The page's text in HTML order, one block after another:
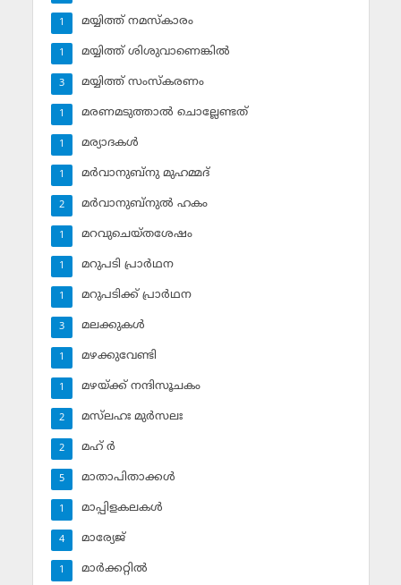
മയ്യിത്ത് നമസ്‌കാരം
1
മയ്യിത്ത് ശിശുവാണെങ്കില്‍
1
മയ്യിത്ത് സംസ്‌കരണം
3
മരണമടുത്താല്‍ ചൊല്ലേണ്ടത്
1
മര്യാദകള്‍
1
മര്‍വാനുബ്‌നു മുഹമ്മദ്
1
മര്‍വാനുബ്‌നുല്‍ ഹകം
2
മറവുചെയ്തശേഷം
1
മറുപടി പ്രാര്‍ഥന
1
മറുപടിക്ക് പ്രാര്‍ഥന
1
മലക്കുകള്‍
3
മഴക്കുവേണ്ടി
1
മഴയ്ക്ക് നന്ദിസൂചകം
1
മസ്‌ലഹഃ മുര്‍സലഃ
2
മഹ് ര്‍
2
മാതാപിതാക്കള്‍
5
മാപ്പിളകലകള്‍
1
മാര്യേജ്
4
മാര്‍ക്കറ്റില്‍
1